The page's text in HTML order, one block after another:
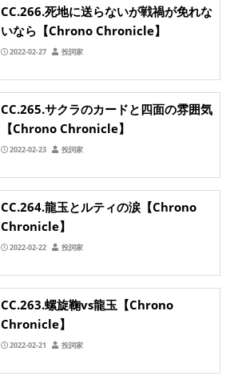
CC.266.死地に送らないが戦禍が免れな
いなら【Chrono Chronicle】
2022-02-27 投詞家
CC.265.サクラのカードと四面の雰囲気
【Chrono Chronicle】
2022-02-23 投詞家
CC.264.龍玉とルティの涙【Chrono
Chronicle】
2022-02-22 投詞家
CC.263.螺旋鞠vs龍玉【Chrono
Chronicle】
2022-02-21 投詞家